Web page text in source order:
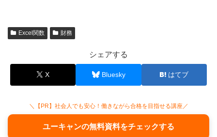
Excel関数 財務
シェアする
X Bluesky はてブ
＼【PR】社会人でも安心！働きながら合格を目指せる講座／
ユーキャンの無料資料をチェックする